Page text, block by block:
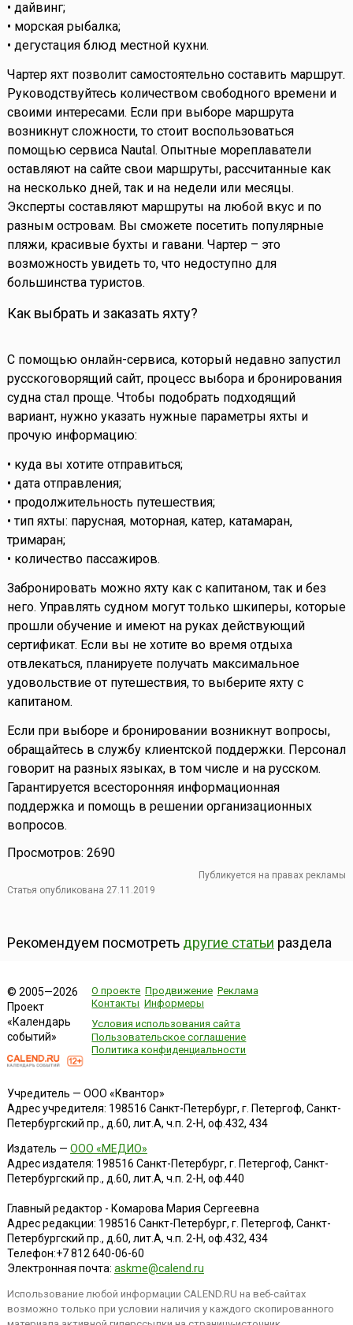
• дайвинг;
• морская рыбалка;
• дегустация блюд местной кухни.
Чартер яхт позволит самостоятельно составить маршрут.
Руководствуйтесь количеством свободного времени и
своими интересами. Если при выборе маршрута
возникнут сложности, то стоит воспользоваться
помощью сервиса Nautal. Опытные мореплаватели
оставляют на сайте свои маршруты, рассчитанные как
на несколько дней, так и на недели или месяцы.
Эксперты составляют маршруты на любой вкус и по
разным островам. Вы сможете посетить популярные
пляжи, красивые бухты и гавани. Чартер – это
возможность увидеть то, что недоступно для
большинства туристов.
Как выбрать и заказать яхту?
С помощью онлайн-сервиса, который недавно запустил
русскоговорящий сайт, процесс выбора и бронирования
судна стал проще. Чтобы подобрать подходящий
вариант, нужно указать нужные параметры яхты и
прочую информацию:
• куда вы хотите отправиться;
• дата отправления;
• продолжительность путешествия;
• тип яхты: парусная, моторная, катер, катамаран,
тримаран;
• количество пассажиров.
Забронировать можно яхту как с капитаном, так и без
него. Управлять судном могут только шкиперы, которые
прошли обучение и имеют на руках действующий
сертификат. Если вы не хотите во время отдыха
отвлекаться, планируете получать максимальное
удовольствие от путешествия, то выберите яхту с
капитаном.
Если при выборе и бронировании возникнут вопросы,
обращайтесь в службу клиентской поддержки. Персонал
говорит на разных языках, в том числе и на русском.
Гарантируется всесторонняя информационная
поддержка и помощь в решении организационных
вопросов.
Просмотров: 2690
Публикуется на правах рекламы
Статья опубликована 27.11.2019
Рекомендуем посмотреть другие статьи раздела
© 2005—2026
Проект
«Календарь
событий»
О проекте Продвижение Реклама
Контакты Информеры
Условия использования сайта
Пользовательское соглашение
Политика конфиденциальности
Учредитель — ООО «Квантор»
Адрес учредителя: 198516 Санкт-Петербург, г. Петергоф, Санкт-
Петербургский пр., д.60, лит.А, ч.п. 2-Н, оф.432, 434
Издатель — ООО «МЕДИО»
Адрес издателя: 198516 Санкт-Петербург, г. Петергоф, Санкт-
Петербургский пр., д.60, лит.А, ч.п. 2-Н, оф.440
Главный редактор - Комарова Мария Сергеевна
Адрес редакции: 198516 Санкт-Петербург, г. Петергоф, Санкт-
Петербургский пр., д.60, лит.А, ч.п. 2-Н, оф.432, 434
Телефон:+7 812 640-06-60
Электронная почта: askme@calend.ru
Использование любой информации CALEND.RU на веб-сайтах
возможно только при условии наличия у каждого скопированного